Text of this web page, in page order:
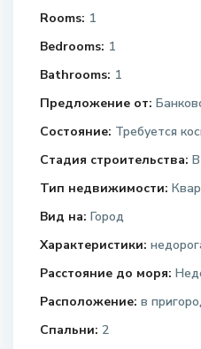
Rooms: 1
Bedrooms: 1
Bathrooms: 1
Предложение от:
Состояние: Требуется
Стадия строительства:
Тип недвижимости:
Вид на: Город
Характеристики:
Расстояние до моря:
Расположение: в
Спальни: 2